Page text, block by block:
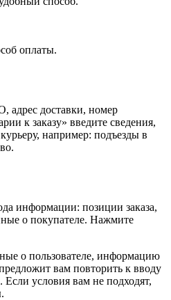
оплаты.
адрес доставки, номер
к заказу» введите сведения,
например: подъезды в
информации: позиции заказа,
о покупателе. Нажмите
о пользователе, информацию
вам повторить к вводу
условия вам не подходят,